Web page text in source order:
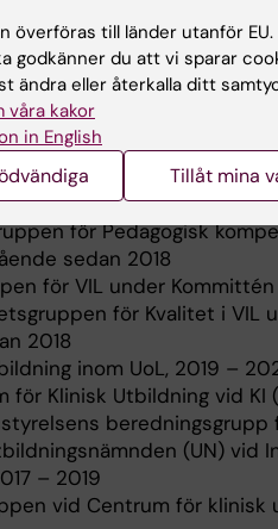
inom
2017 - 2018
analytikerutbildning,
för
2013
för Pedagogisk
sedan 2018
för VIL under
för Kvalitet i VIL
2018
inom UoL, 2019 –
för Klinisk Utbildning vid KI
beredningsgrupp
(UN) vid
– 2019
vid Centrum för klinisk
överföras till länder utanför EU.
godkänner du att vi sparar
ändra eller återkalla ditt
våra kakor
in English
Tillåt mina